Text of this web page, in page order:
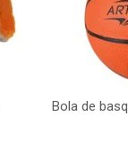
Bola de